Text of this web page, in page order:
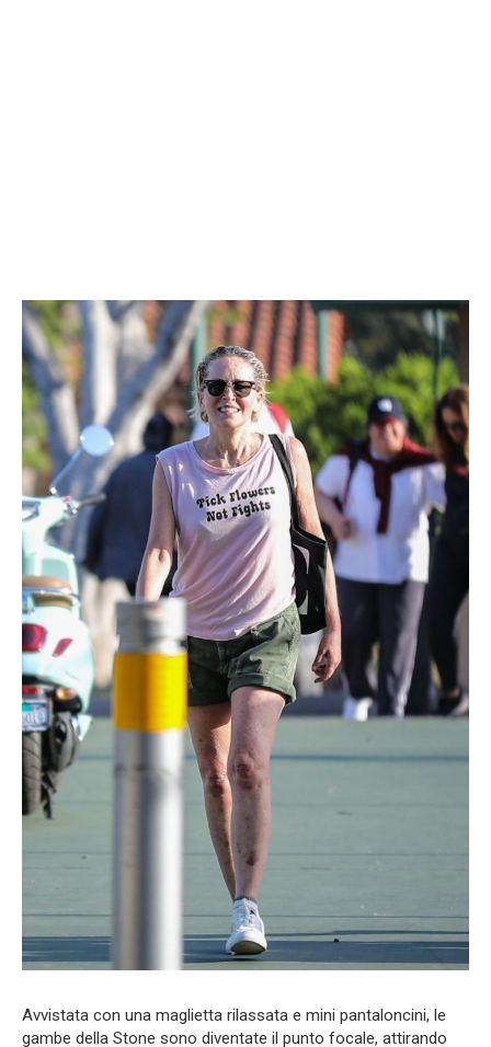
Avvistata con una maglietta rilassata e mini pantaloncini, le
gambe della Stone sono diventate il punto focale, attirando